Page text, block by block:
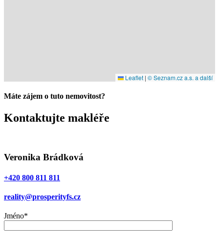
Leaflet | © Seznam.cz a.s. a další
Máte zájem o tuto nemovitost?
Kontaktujte makléře
Veronika Brádková
+420 800 811 811
reality@prosperityfs.cz
Jméno*